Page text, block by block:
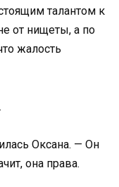
талантом к
от нищеты, а по
жалость
Оксана. — Он
она права.